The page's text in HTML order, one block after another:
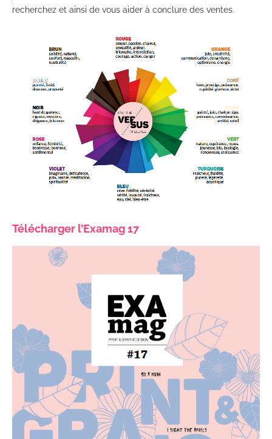
recherchez et ainsi de vous aider à conclure des ventes.
Télécharger l’Examag 17